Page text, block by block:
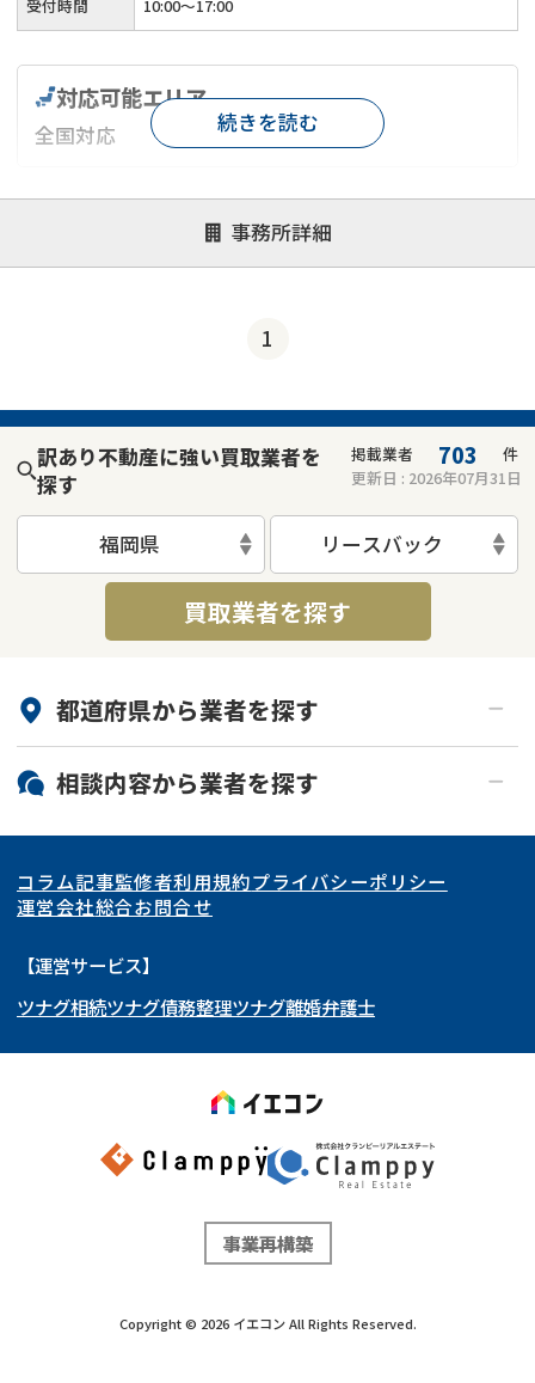
受付時間 10:00〜17:00
事務所詳細
対応可能エリア
全国対応
対応が親身 オンライン面談可能
レスポンスが早い
1億円以上の買取可
続きを読む
1
訳あり不動産に強い買取業者を
探す
掲載業者 703
件
更新日 : 2026年07月31日
福岡県 リースバック
買取業者を探す
都道府県から業者を探す
北海道・東北
北海道 青森県
岩手県 宮城県
秋田県
福島県
関東
東京都 神奈川県
埼玉県
茨城県 群馬県
東海
愛知県
岐阜県 山梨県
関西
大阪府 京都府
和歌山県
北陸・甲信越
富山県
岡山県
徳島県
愛媛県
九州・沖縄
熊本県
宮崎県
相談内容から業者を探す
再建築不可
底地
ゴミ屋敷
リースバック
コラム記事監修者利用規約プライバシーポリシー
運営会社総合お問合せ
【運営サービス】
ツナグ相続ツナグ債務整理ツナグ離婚弁護士
事業再構築
Copyright © 2026 イエコンAll Rights Reserved.